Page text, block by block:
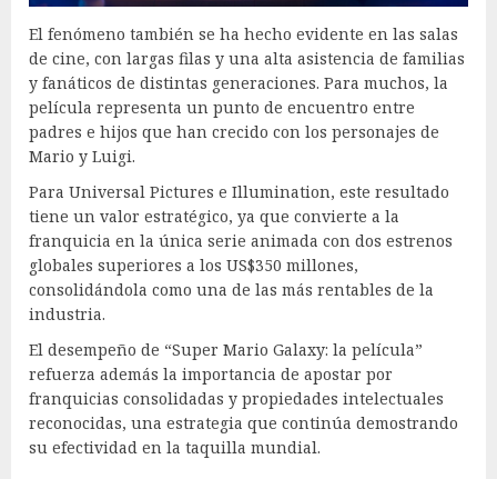
El fenómeno también se ha hecho evidente en las salas
de cine, con largas filas y una alta asistencia de familias
y fanáticos de distintas generaciones. Para muchos, la
película representa un punto de encuentro entre
padres e hijos que han crecido con los personajes de
Mario y Luigi.
Para Universal Pictures e Illumination, este resultado
tiene un valor estratégico, ya que convierte a la
franquicia en la única serie animada con dos estrenos
globales superiores a los US$350 millones,
consolidándola como una de las más rentables de la
industria.
El desempeño de “Super Mario Galaxy: la película”
refuerza además la importancia de apostar por
franquicias consolidadas y propiedades intelectuales
reconocidas, una estrategia que continúa demostrando
su efectividad en la taquilla mundial.